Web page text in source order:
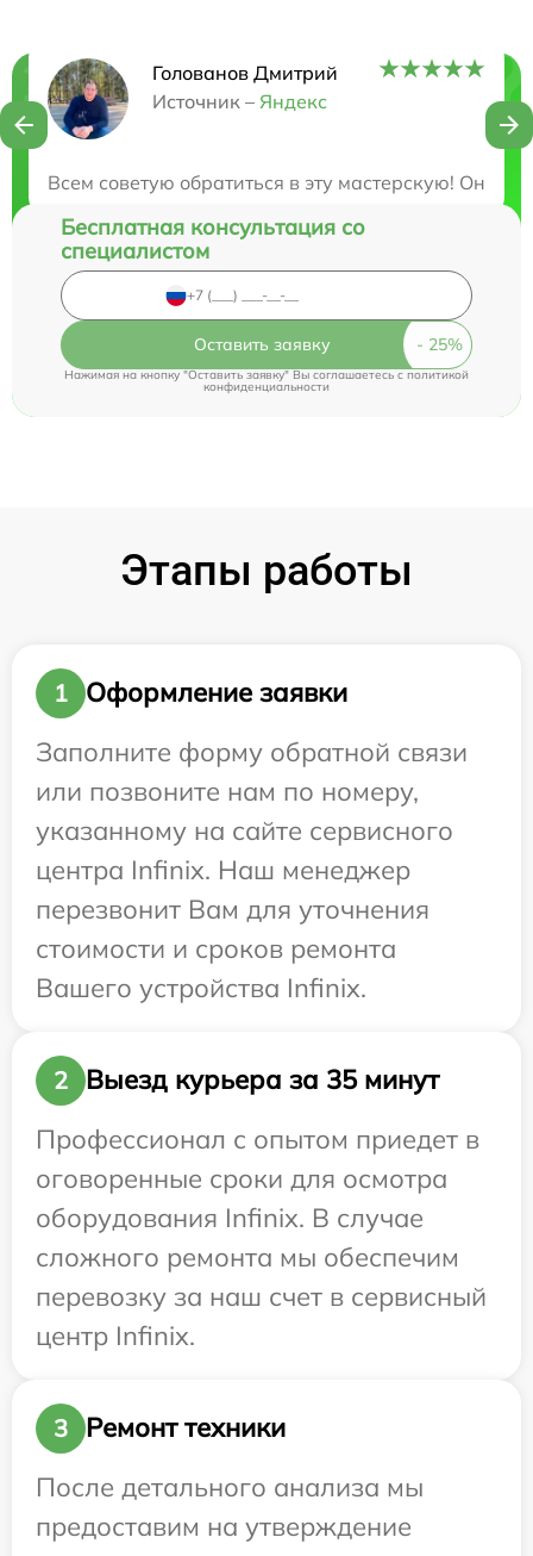
Голованов Дмитрий
Источник – Яндекс
Всем советую обратиться в эту мастерскую! Они
Нужна консультация?
Бесплатная консультация со
специалистом
Оставить заявку
Нажимая на кнопку "Оставить заявку" Вы соглашаетесь cполитикой
конфиденциальности
Этапы работы
1
Оформление заявки
Заполните форму обратной связи
или позвоните нам по номеру,
указанному на сайте сервисного
центра Infinix. Наш менеджер
перезвонит Вам для уточнения
стоимости и сроков ремонта
Вашего устройства Infinix.
2
Выезд курьера за 35 минут
Профессионал с опытом приедет в
оговоренные сроки для осмотра
оборудования Infinix. В случае
сложного ремонта мы обеспечим
перевозку за наш счет в сервисный
центр Infinix.
3
Ремонт техники
После детального анализа мы
предоставим на утверждение